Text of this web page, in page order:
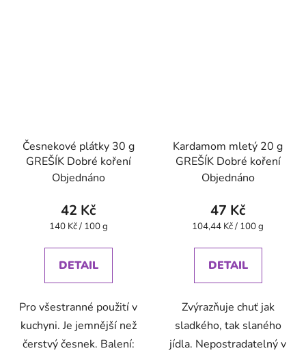
Česnekové plátky 30 g
GREŠÍK Dobré koření
Objednáno
42 Kč
Měrná
140 Kč / 100 g
DETAIL
Pro všestranné použití v
kuchyni. Je jemnější než
čerstvý česnek. Balení:
Kardamom mletý 20 g
GREŠÍK Dobré koření
Objednáno
47 Kč
Měrná
104,44 Kč / 100 g
DETAIL
Zvýrazňuje chuť jak
sladkého, tak slaného
jídla. Nepostradatelný v